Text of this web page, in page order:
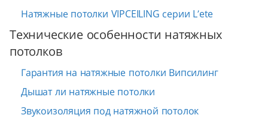
Натяжные потолки VIPCEILING серии L’ete
Технические особенности натяжных
потолков
Гарантия на натяжные потолки Випсилинг
Дышат ли натяжные потолки
Звукоизоляция под натяжной потолок